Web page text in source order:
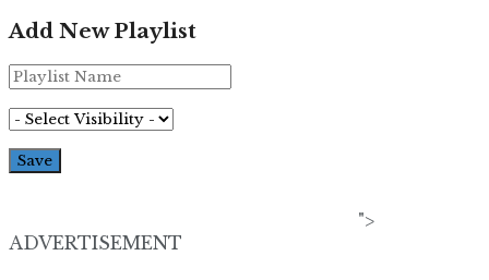
Add New Playlist
">
ADVERTISEMENT